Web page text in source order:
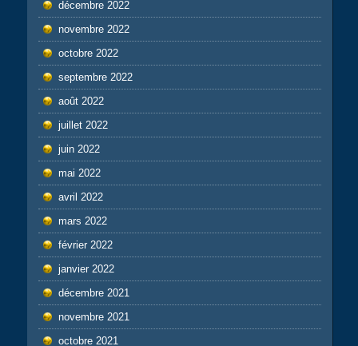
décembre 2022
novembre 2022
octobre 2022
septembre 2022
août 2022
juillet 2022
juin 2022
mai 2022
avril 2022
mars 2022
février 2022
janvier 2022
décembre 2021
novembre 2021
octobre 2021